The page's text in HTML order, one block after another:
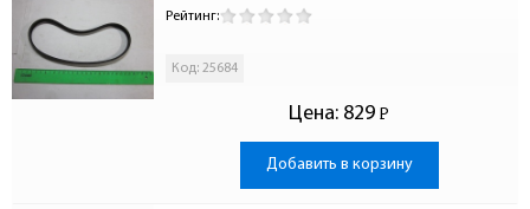
Рейтинг:
Код: 25684
Цена: 829 Р
-
Добавить в корзину